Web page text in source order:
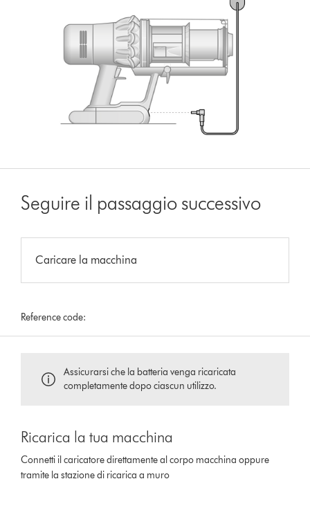
Seguire il passaggio successivo
Caricare la macchina
Reference code:
Assicurarsi che la batteria venga ricaricata
completamente dopo ciascun utilizzo.
Ricarica la tua macchina
Connetti il caricatore direttamente al corpo macchina oppure
tramite la stazione di ricarica a muro